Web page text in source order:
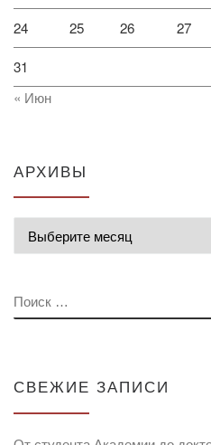
24 25 26 27
31
« Июн
АРХИВЫ
ПОИСК
СВЕЖИЕ ЗАПИСИ